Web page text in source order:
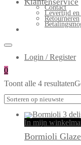
Klantenservice
Contact
Levertijd en
Retourneren
Login / Register
0
Toont alle 4 resultaten
In mijn
Bormioli